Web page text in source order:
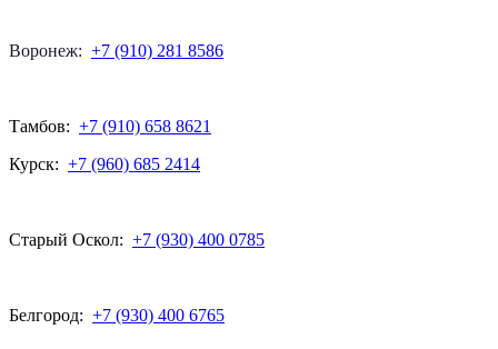
Воронеж: +7 (910) 281 8586
Тамбов: +7 (910) 658 8621
Курск: +7 (960) 685 2414
Старый Оскол: +7 (930) 400 0785
Белгород: +7 (930) 400 6765